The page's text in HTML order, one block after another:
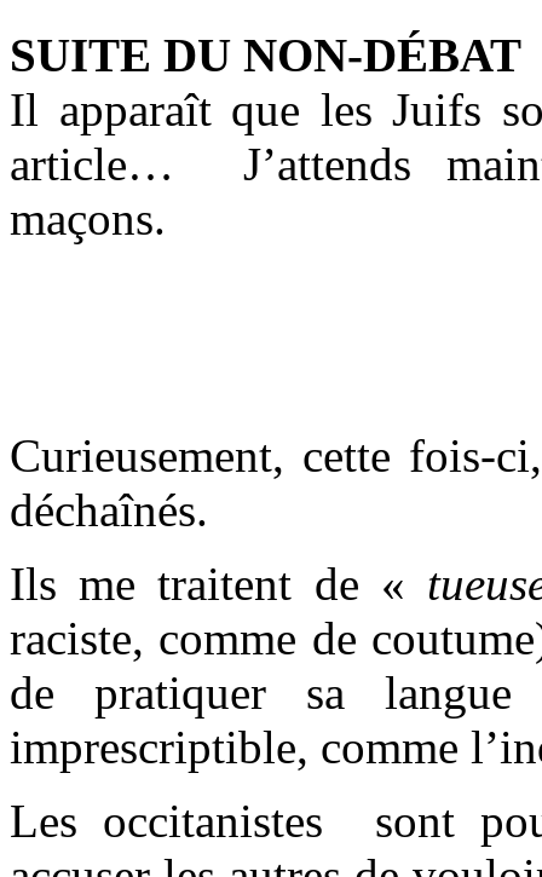
SUITE DU NON-DÉBAT
Il apparaît que les Juifs
article… J’attends
maçons.
Curieusement, cette fois-
déchaînés.
Ils me traitent de «
raciste, comme de
de pratiquer sa
imprescriptible, comme
Les occitanistes sont